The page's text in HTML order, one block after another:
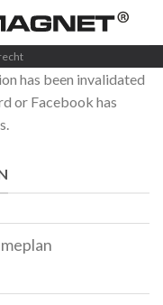
has been invalidated
or Facebook has